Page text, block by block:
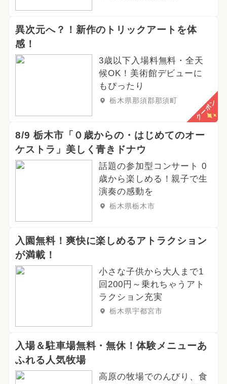
異次元へ？！新作のトリックアートを体
感！
3歳以下入場料無料・全天
候OK！美術館デビューに
もぴったり
栃木県那須郡那須町 クーポン
8/9 栃木市「０歳からの・はじめてのオー
ケストラ」美しく青きドナウ
話題の参加型コンサート 0
歳から楽しめる！親子で生
演奏の感動を
栃木県栃木市
入園無料！爽快に楽しめるアトラクション
が満載！
小さな子供から大人まで1
回200円～乗れちゃうアト
ラクション充実
栃木県宇都宮市
入場＆駐車場無料・無休！体験メニューあ
ふれる人気牧場
高原の牧場でのんびり、食